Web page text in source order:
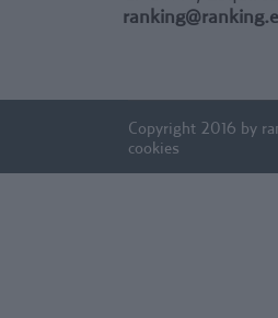
Copyright 2016 by
cookies